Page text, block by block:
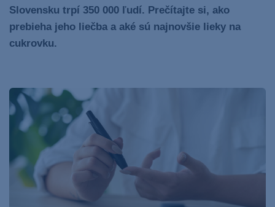
Slovensku trpí 350 000 ľudí. Prečítajte si, ako
prebieha jeho liečba a aké sú najnovšie lieky na
cukrovku.